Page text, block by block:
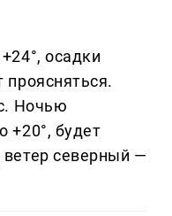
осадки
проясняться.
Ночью
+20°, будет
северный —